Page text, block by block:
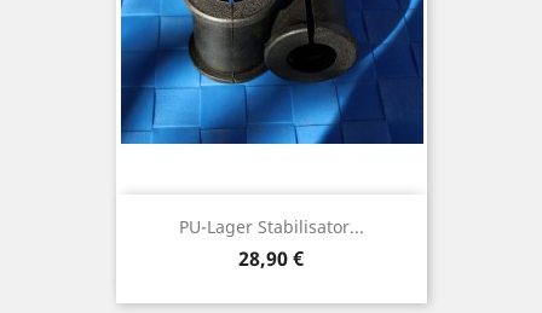
PU-Lager Stabilisator...
Preis
28,90 €